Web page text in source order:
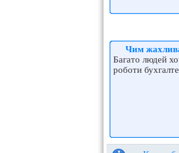
Чим
Багато людей
роботи